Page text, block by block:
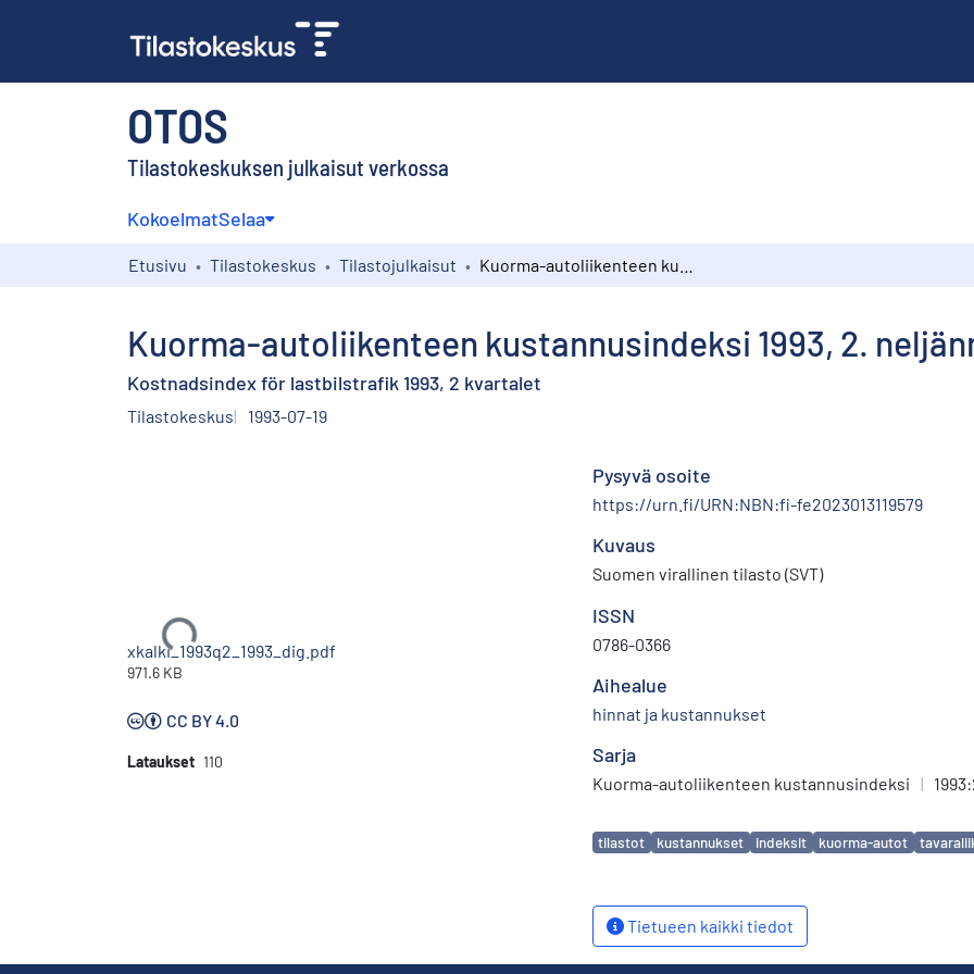
OTOS
Tilastokeskuksen julkaisut verkossa
KokoelmatSelaa
Etusivu Tilastokeskus Tilastojulkaisut
Kuorma-autoliikenteen kustannusindeksi 1993, 2.
Kostnadsindex för lastbilstrafik 1993, 2 kvartalet
Tilastokeskus 1993-07-19
Ladataan...
xkalki_1993q2_1993_dig.pdf
971.6 KB
CC BY 4.0
Lataukset 110
Pysyvä osoite
https://urn.fi/URN:NBN:fi-fe2023013119579
Kuvaus
Suomen virallinen tilasto (SVT)
ISSN
0786-0366
Aihealue
hinnat ja kustannukset
Sarja
Kuorma-autoliikenteen kustannusindeksi |
Avainsanat
tilastot kustannukset indeksit kuorma-autot
Tietueen kaikki tiedot